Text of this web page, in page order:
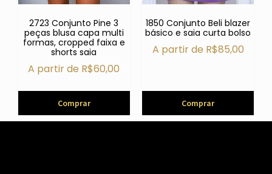
2723 Conjunto Pine 3
peças blusa capa multi
formas, cropped faixa e
shorts saia
A partir de R$60,00
Comprar
1850 Conjunto Beli blazer
básico e saia curta bolso
A partir de R$85,00
Comprar